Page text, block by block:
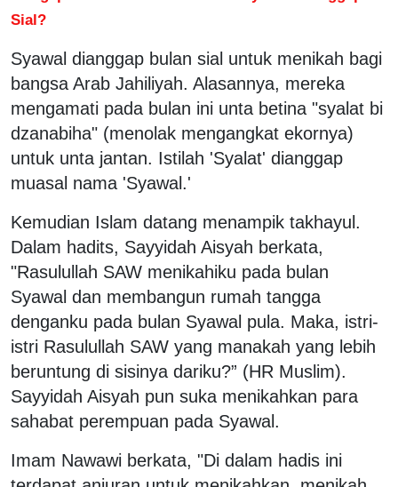
Sial?
Syawal dianggap bulan sial untuk menikah bagi
bangsa Arab Jahiliyah. Alasannya, mereka
mengamati pada bulan ini unta betina "syalat bi
dzanabiha" (menolak mengangkat ekornya)
untuk unta jantan. Istilah 'Syalat' dianggap
muasal nama 'Syawal.'
Kemudian Islam datang menampik takhayul.
Dalam hadits, Sayyidah Aisyah berkata,
"Rasulullah SAW menikahiku pada bulan
Syawal dan membangun rumah tangga
denganku pada bulan Syawal pula. Maka, istri-
istri Rasulullah SAW yang manakah yang lebih
beruntung di sisinya dariku?” (HR Muslim).
Sayyidah Aisyah pun suka menikahkan para
sahabat perempuan pada Syawal.
Imam Nawawi berkata, "Di dalam hadis ini